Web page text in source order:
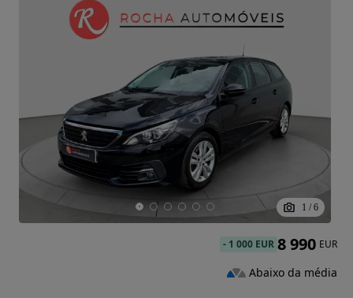
1 / 6
- 1 000 EUR 8 990 EUR
Abaixo da média